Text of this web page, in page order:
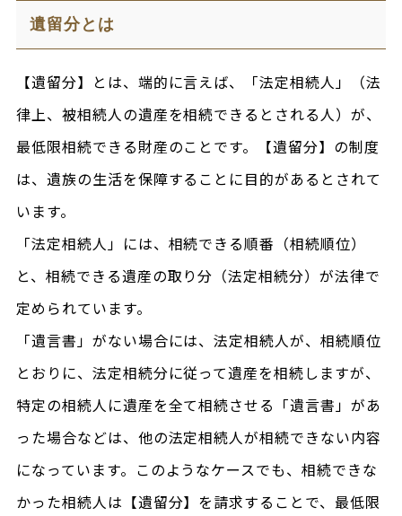
遺留分とは
【遺留分】とは、端的に言えば、「法定相続人」（法
律上、被相続人の遺産を相続できるとされる人）が、
最低限相続できる財産のことです。【遺留分】の制度
は、遺族の生活を保障することに目的があるとされて
います。
「法定相続人」には、相続できる順番（相続順位）
と、相続できる遺産の取り分（法定相続分）が法律で
定められています。
「遺言書」がない場合には、法定相続人が、相続順位
とおりに、法定相続分に従って遺産を相続しますが、
特定の相続人に遺産を全て相続させる「遺言書」があ
った場合などは、他の法定相続人が相続できない内容
になっています。このようなケースでも、相続できな
かった相続人は【遺留分】を請求することで、最低限